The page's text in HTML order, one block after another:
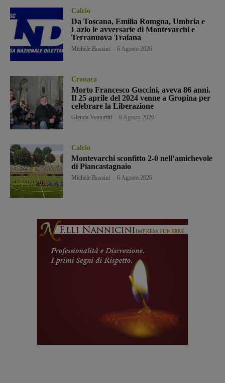
Calcio
Da Toscana, Emilia Romgna, Umbria e
Lazio le avversarie di Montevarchi e
Terranuova Traiana
Michele Bossini 6 Agosto 2026
Cronaca
Morto Francesco Guccini, aveva 86 anni.
Il 25 aprile del 2024 venne a Gropina per
celebrare la Liberazione
Glenda Venturini 6 Agosto 2026
Calcio
Montevarchi sconfitto 2-0 nell’amichevole
di Piancastagnaio
Michele Bossini 6 Agosto 2026